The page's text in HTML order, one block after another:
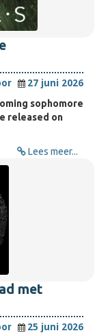
27 juni 2026
sophomore
released on
Lees meer...
met
25 juni 2026